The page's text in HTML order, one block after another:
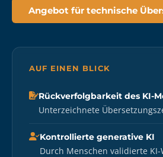
Angebot für technische
AUF EINEN BLICK
Rückverfolgbarkeit des KI-
Unterzeichnete
Kontrollierte generative KI
Durch Menschen validierte